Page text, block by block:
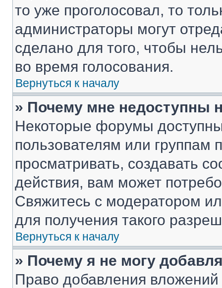
то уже проголосовал, то
администраторы могут
сделано для того, чтобы
во время голосования.
Вернуться к началу
» Почему мне недоступны
Некоторые форумы
пользователям или группам
просматривать, создавать
действия, вам может
Свяжитесь с модератором
для получения такого
Вернуться к началу
» Почему я не могу
Право добавления